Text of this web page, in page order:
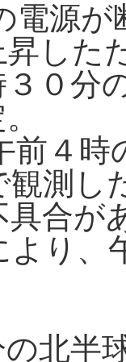
電源
した
０分
前４
観測し
具合
より、
北半